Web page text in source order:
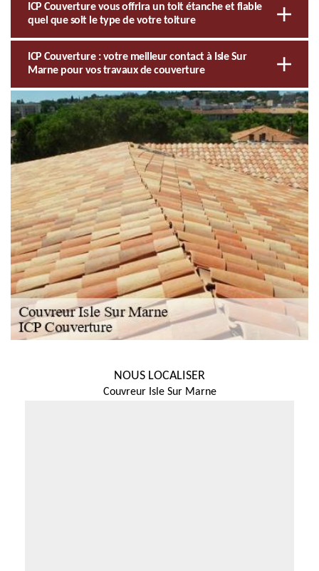
ICP Couverture vous offrira un toit étanche et fiable
quel que soit le type de votre toiture
ICP Couverture : votre meilleur contact à Isle Sur
Marne pour vos travaux de couverture
NOUS LOCALISER
Couvreur Isle Sur Marne